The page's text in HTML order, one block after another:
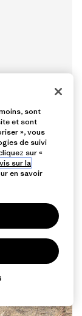
sont
et sont
», vous
de suivi
sur «
sur la
en savoir